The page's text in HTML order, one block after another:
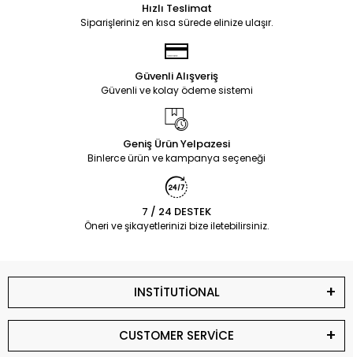
Hızlı Teslimat
Siparişleriniz en kısa sürede elinize ulaşır.
Güvenli Alışveriş
Güvenli ve kolay ödeme sistemi
Geniş Ürün Yelpazesi
Binlerce ürün ve kampanya seçeneği
7 / 24 DESTEK
Öneri ve şikayetlerinizi bize iletebilirsiniz.
INSTİTUTİONAL
CUSTOMER SERVİCE